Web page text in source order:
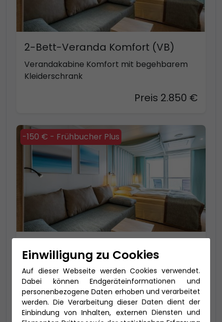
2-Bett-Veranda Komfort (VB)
Verandakabine Komfort mit begehbarem
Kleiderschrank
Preis 2.850 €
-150 € - Frühbucher Plus
2-Bett Veranda Komfort (VA)
24-37 qm, inklusive Veranda (4-16 qm)
VA: bis zu 4 Personen, 2 Bäder: Toilette und
Dusche getrennt
Preis 2.850 €
Einwilligung zu Cookies
Auf dieser Webseite werden Cookies verwendet.
Dabei können Endgeräteinformationen und
personenbezogene Daten erhoben und verarbeitet
werden. Die Verarbeitung dieser Daten dient der
Einbindung von Inhalten, externen Diensten und